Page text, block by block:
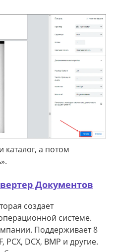
каталог, а потом
Документов
создает
системе.
Поддерживает 8
DCX, BMP и другие.